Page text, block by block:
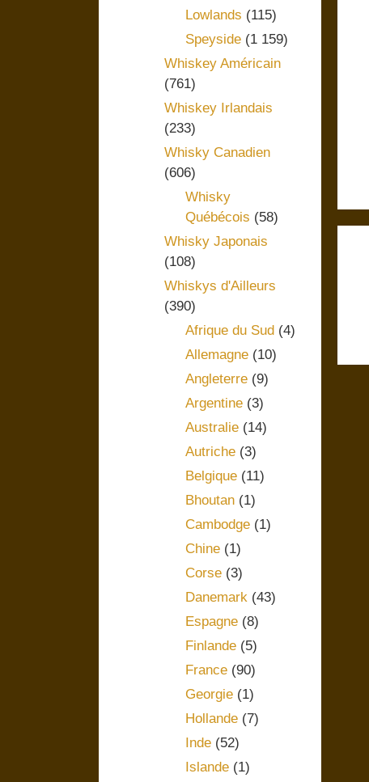
Lowlands (115)
Speyside(1 159)
Whiskey Américain
(761)
Whiskey Irlandais
(233)
Whisky Canadien
(606)
Whisky
Québécois (58)
Whisky Japonais
(108)
Whiskys d'Ailleurs
(390)
Afrique du Sud(4)
Allemagne(10)
Angleterre(9)
Argentine(3)
Australie(14)
Autriche(3)
Belgique(11)
Bhoutan(1)
Cambodge(1)
Chine(1)
Corse(3)
Danemark (43)
Espagne(8)
Finlande(5)
France(90)
Georgie(1)
Hollande(7)
Inde(52)
Islande(1)